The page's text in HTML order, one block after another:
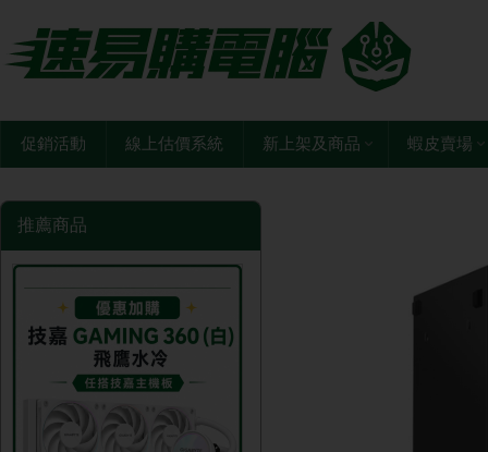
促銷活動 線上估價系統 新上架及商品 蝦皮賣場
推薦商品